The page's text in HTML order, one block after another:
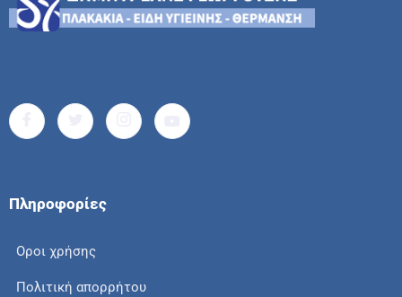
Πληροφορίες
Οροι χρήσης
Πολιτική απορρήτου